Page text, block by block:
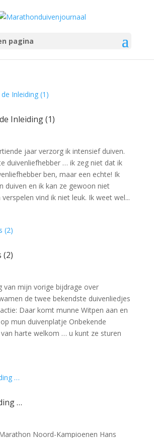
pagina
Inleiding (1)
jaar verzorg ik intensief duiven.
duivenliefhebber … ik zeg niet dat ik
ben, maar een echte! Ik
duiven en ik kan ze gewoon niet
vind ik niet leuk. Ik weet wel...
(2)
van mijn vorige bijdrage over
de twee bekendste duivenliedjes
Daar komt munne Witpen aan en
mun duivenplatje Onbekende
harte welkom … u kunt ze sturen
…
Noord-Kampioenen Hans